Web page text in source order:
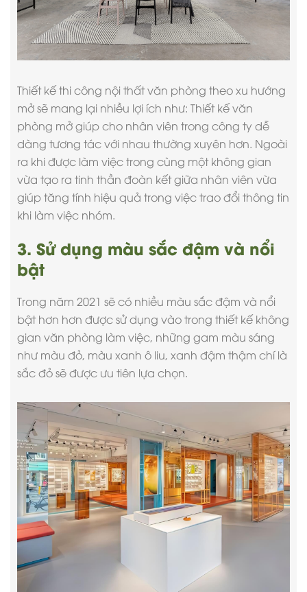
Thiết kếthi công nội thất văn phòng theo xu hướng
mở sẽ mang lại nhiều lợi ích như: Thiết kế văn
phòng mở giúp cho nhân viên trong công ty dễ
dàng tương tác với nhau thường xuyên hơn. Ngoài
ra khi được làm việc trong cùng một không gian
vừa tạo ra tinh thần đoàn kết giữa nhân viên vừa
giúp tăng tính hiệu quả trong việc trao đổi thông tin
khi làm việc nhóm.
3. Sử dụng màu sắc đậm và nổi
bật
Trong năm 2021 sẽ có nhiều màu sắc đậm và nổi
bật hơn hơn được sử dụng vào trong thiết kế không
gian văn phòng làm việc, những gam màu sáng
như màu đỏ, màu xanh ô liu, xanh đậm thậm chí là
sắc đỏ sẽ được ưu tiên lựa chọn.